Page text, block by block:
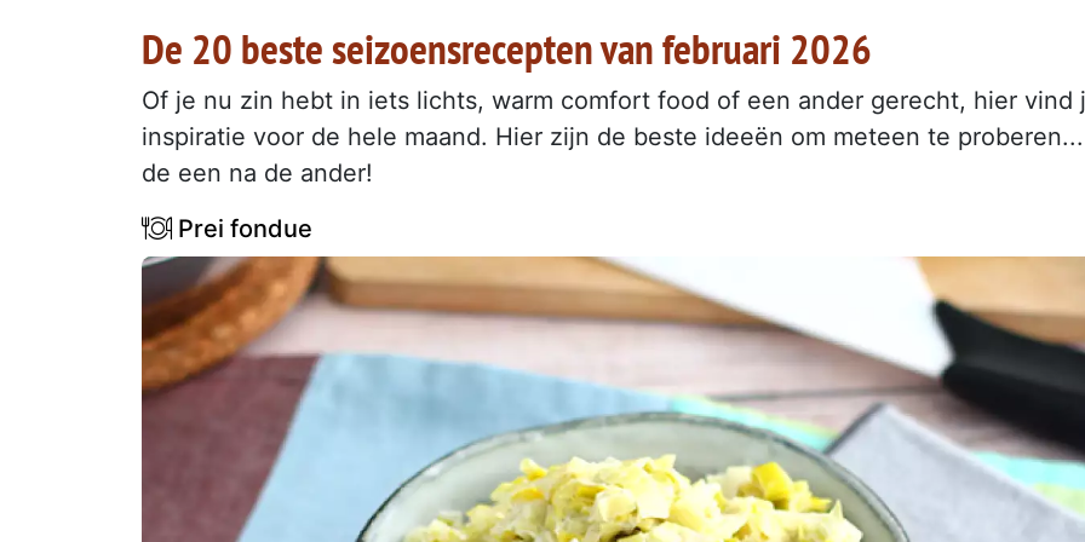
De 20 beste seizoensrecepten van februari 2026
Of je nu zin hebt in iets lichts, warm comfort food of een ander gerecht, hier vind
inspiratie voor de hele maand. Hier zijn de beste ideeën om meteen te proberen...
de een na de ander!
Prei fondue